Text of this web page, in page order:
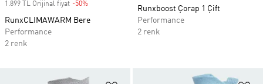
1.899 TL Orijinal fiyat -50%
RunxCLIMAWARM Bere
Performance
2 renk
Runxboost Çorap 1 Çift
Performance
2 renk